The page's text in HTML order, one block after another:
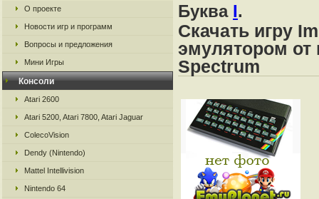
О проекте
Новости игр и программ
Вопросы и предложения
Мини Игры
Консоли
Atari 2600
Atari 5200, Atari 7800, Atari Jaguar
ColecoVision
Dendy (Nintendo)
Mattel Intellivision
Nintendo 64
Буква I.
Скачать игру
эмулятором от
Spectrum